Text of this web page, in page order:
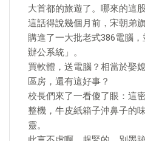
大首都的旅遊了。哪來的這
這話得說幾個月前，宋朝弟
購進了一大批老式386電腦
辦公系統」。
買軟體，送電腦？相當於娶
區房，還有這好事？
校長們來了一看傻了眼：這
整機，牛皮紙箱子沖鼻子的
靈。